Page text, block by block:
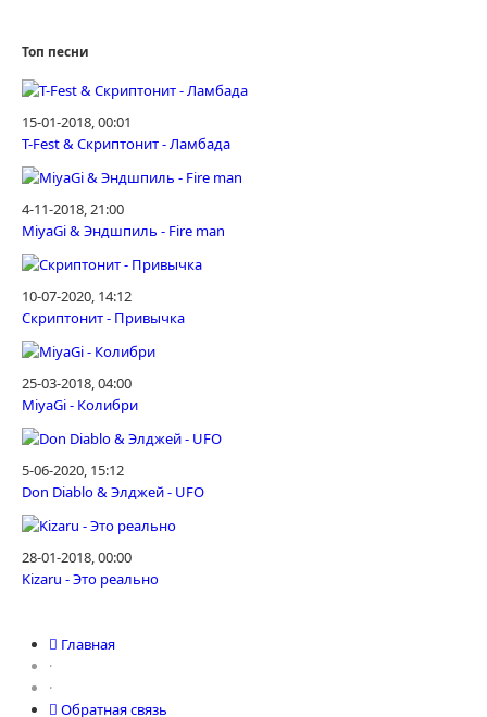
Топ песни
15-01-2018, 00:01
T-Fest & Скриптонит - Ламбада
4-11-2018, 21:00
MiyaGi & Эндшпиль - Fire man
10-07-2020, 14:12
Скриптонит - Привычка
25-03-2018, 04:00
MiyaGi - Колибри
5-06-2020, 15:12
Don Diablo & Элджей - UFO
28-01-2018, 00:00
Kizaru - Это реально
Главная
·
·
Обратная связь